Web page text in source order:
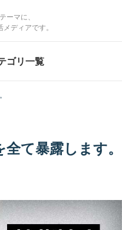
ーマに、
ディアです。
ゴリ一覧
て暴露します。